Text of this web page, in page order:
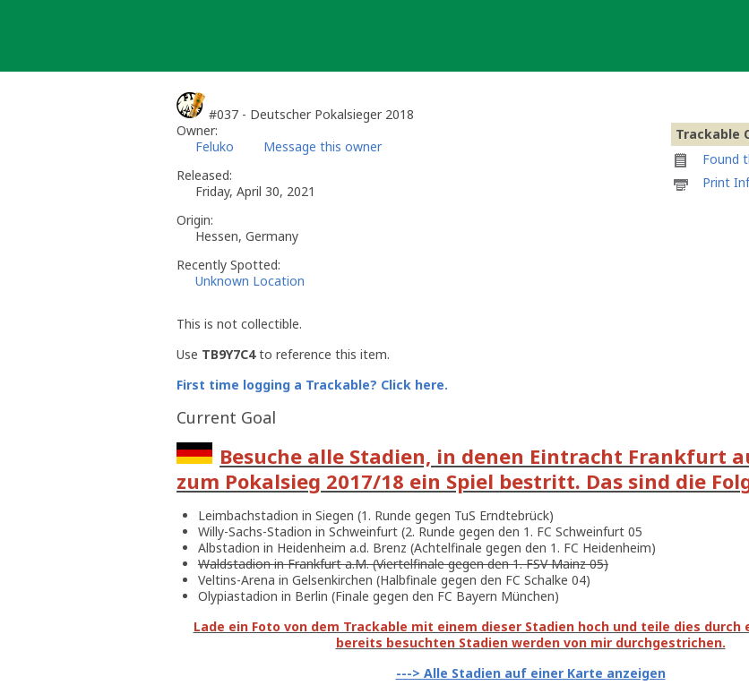
#037 - Deutscher Pokalsieger 2018
Trackable
Found
Print
Owner:
Feluko
Message this owner
Released:
Friday, April 30, 2021
Origin:
Hessen, Germany
Recently Spotted:
Unknown Location
This is not collectible.
Use TB9Y7C4to reference this item.
First time logging a Trackable? Click here.
Current Goal
Besuche alle Stadien, in denen Eintracht Frankfurt
zum Pokalsieg 2017/18 ein Spiel bestritt. Das sind die
Leimbachstadion in Siegen (1. Runde gegen TuS Erndtebrück)
Willy-Sachs-Stadion in Schweinfurt (2. Runde gegen den 1. FC Schweinfurt 05
Albstadion in Heidenheim a.d. Brenz (Achtelfinale gegen den 1. FC Heidenheim)
Waldstadion in Frankfurt a.M. (Viertelfinale gegen den 1. FSV Mainz 05)
Veltins-Arena in Gelsenkirchen (Halbfinale gegen den FC Schalke 04)
Olypiastadion in Berlin (Finale gegen den FC Bayern München)
Lade ein Foto von dem Trackable mit einem dieser Stadien hoch und teile dies durch
bereits besuchten Stadien werden von mir durchgestrichen.
---> Alle Stadien auf einer Karte anzeigen